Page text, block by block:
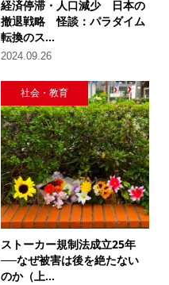
経済停滞・人口減少 日本の
撤退戦略 怪談：パラダイム
転換のス...
2024.09.26
社会・教育
ストーカー規制法成立25年
──なぜ被害は後を絶たない
のか（上...